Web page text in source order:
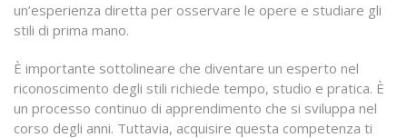
un’esperienza diretta per osservare le opere e studiare gli
stili di prima mano.
È importante sottolineare che diventare un esperto nel
riconoscimento degli stili richiede tempo, studio e pratica. È
un processo continuo di apprendimento che si sviluppa nel
corso degli anni. Tuttavia, acquisire questa competenza ti